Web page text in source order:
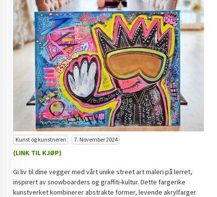
FARGERIK KUNST
MALERIER TIL SALGS
KUNST
KUNSTNER BLOGG - EN KUNSTNERS DAGBOK
STORE MALERIER TIL STUE
NORSK KUNST
DOPAMIN DECOR NORGE
DOPAMIN DECOR NORGE
Kunst og kunstneren 7. November 2024
(LINK TIL KJØP)
Gi liv til dine vegger med vårt unike street art maleri på lerret,
inspirert av snowboarders og graffiti-kultur. Dette fargerike
kunstverket kombinerer abstrakte former, levende akrylfarger